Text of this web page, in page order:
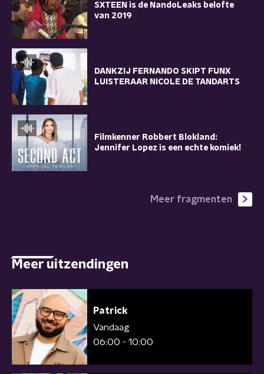
SXTEEN is de NandoLeaks belofte
van 2019
DANKZIJ FERNANDO SKIPT FUNX
LUISTERAAR NICOLE DE TANDARTS
Filmkenner Robbert Blokland:
Jennifer Lopez is een echte komiek!
Meer fragmenten
Meer uitzendingen
Patrick
Vandaag
06:00 - 10:00